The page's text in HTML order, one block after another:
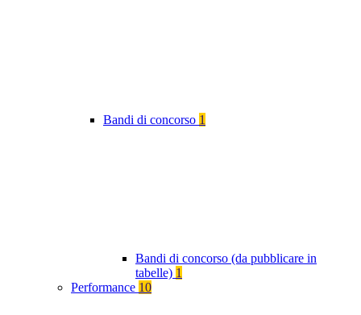
Bandi di concorso 1
Bandi di concorso (da pubblicare in
tabelle) 1
Performance 10